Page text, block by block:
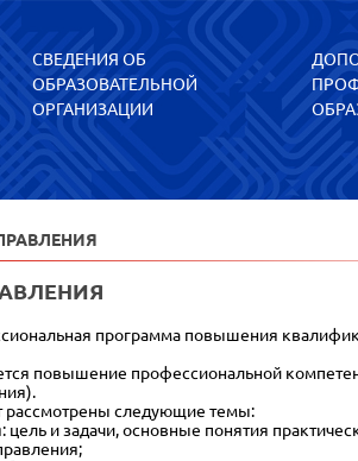
СВЕДЕНИЯ ОБ
ОБРАЗОВАТЕЛЬНОЙ
ОРГАНИЗАЦИИ
программа повышения
повышение профессиональной
рассмотрены следующие темы:
цель и задачи, основные понятия